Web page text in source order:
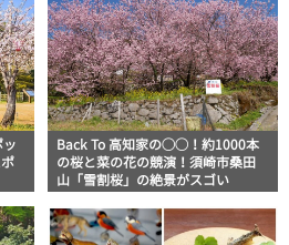
ッ
Back To 高知家の◯◯！約1000本
の桜と菜の花の競演！須崎市桑田
山「雪割桜」の絶景がスゴい